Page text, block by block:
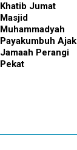
Khatib Jumat
Masjid
Muhammadyah
Payakumbuh Ajak
Jamaah Perangi
Pekat